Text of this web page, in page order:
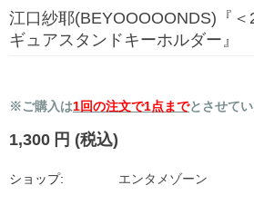
江口紗耶(BEYOOOOONDS)『
ギュアスタンドキーホルダー』
※ご購入は1回の注文で1点までとさせてい
1,300 円 (税込)
ショップ: エンタメゾーン